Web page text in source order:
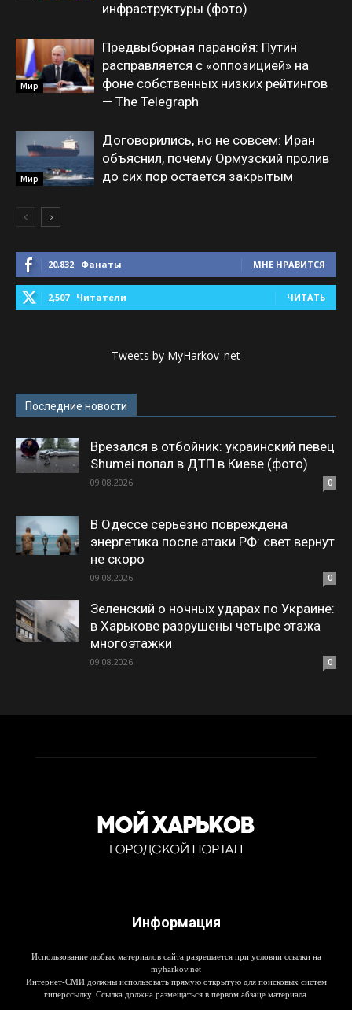
инфраструктуры (фото)
Мир
Предвыборная паранойя: Путин
расправляется с «оппозицией» на
фоне собственных низких рейтингов
— The Telegraph
Мир
Договорились, но не совсем: Иран
объяснил, почему Ормузский пролив
до сих пор остается закрытым
20,832 Фанаты МНЕ НРАВИТСЯ
2,507 Читатели ЧИТАТЬ
Tweets by MyHarkov_net
Последние новости
Врезался в отбойник: украинский певец
Shumei попал в ДТП в Киеве (фото)
09.08.2026 0
В Одессе серьезно повреждена
энергетика после атаки РФ: свет вернут
не скоро
09.08.2026 0
Зеленский о ночных ударах по Украине:
в Харькове разрушены четыре этажа
многоэтажки
09.08.2026 0
Информация
Использование любых материалов сайта разрешается при условии ссылки на
myharkov.net
Интернет-СМИ должны использовать прямую открытую для поисковых систем
гиперссылку. Ссылка должна размещаться в первом абзаце материала.